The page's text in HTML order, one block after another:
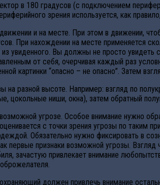
в 180 градусов (с подключением
зрения используется, как
и на месте. При этом в движении,
При нахождении на месте применяется
увиденного. Вы должны не просто
от себя, очерчивая каждый раз
картинки “опасно – не опасно”. Затем
на разной высоте. Например: взгляд по
цокольные ниши, окна), затем обратный
угрозе. Особое внимание нужно
с точки зрения угрозы по таким
Обязательно нужно фиксировать в
первые признаки возможной угрозы.
зачастую привлекает внимание
должен привлечь внимание